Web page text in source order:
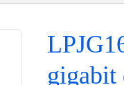
gigabit